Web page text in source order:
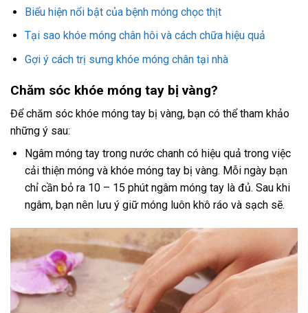
Biểu hiện nổi bật của bệnh móng chọc thịt
Tại sao khóe móng chân hôi và cách chữa hiệu quả
Gợi ý cách trị sưng khóe móng chân tại nhà
Chăm sóc khóe móng tay bị vàng?
Để chăm sóc khóe móng tay bị vàng, bạn có thể tham khảo
những ý sau:
Ngâm móng tay trong nước chanh có hiệu quả trong việc
cải thiện móng và khóe móng tay bị vàng. Mỗi ngày bạn
chỉ cần bỏ ra 10 – 15 phút ngâm móng tay là đủ. Sau khi
ngâm, bạn nên lưu ý giữ móng luôn khô ráo và sạch sẽ.